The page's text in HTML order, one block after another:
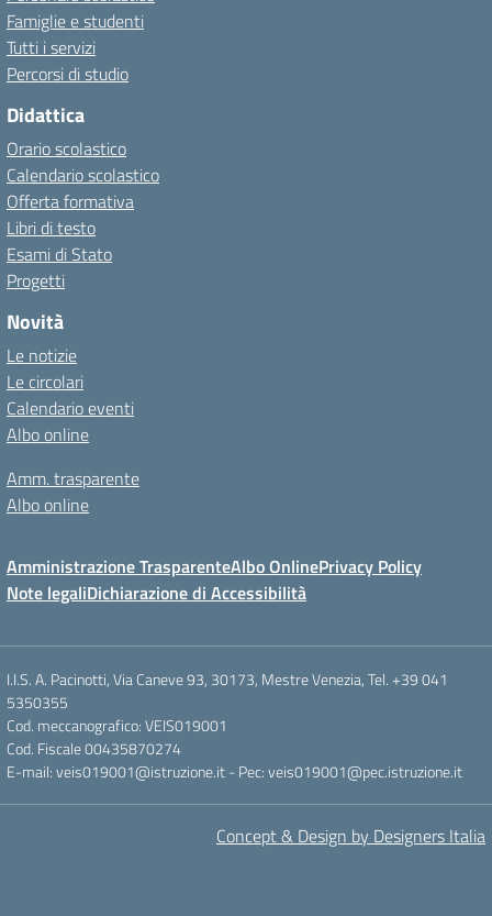
Famiglie e studenti
Tutti i servizi
Percorsi di studio
Didattica
Orario scolastico
Calendario scolastico
Offerta formativa
Libri di testo
Esami di Stato
Progetti
Novità
Le notizie
Le circolari
Calendario eventi
Albo online
Amm. trasparente
Albo online
Amministrazione TrasparenteAlbo OnlinePrivacy Policy
Note legaliDichiarazione di Accessibilità
I.I.S. A. Pacinotti, Via Caneve 93, 30173, Mestre Venezia, Tel. +39 041
5350355
Cod. meccanografico: VEIS019001
Cod. Fiscale 00435870274
E-mail: veis019001@istruzione.it - Pec: veis019001@pec.istruzione.it
Concept & Design by Designers Italia